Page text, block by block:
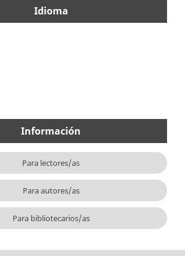
Idioma
Información
Para lectores/as
Para autores/as
Para bibliotecarios/as